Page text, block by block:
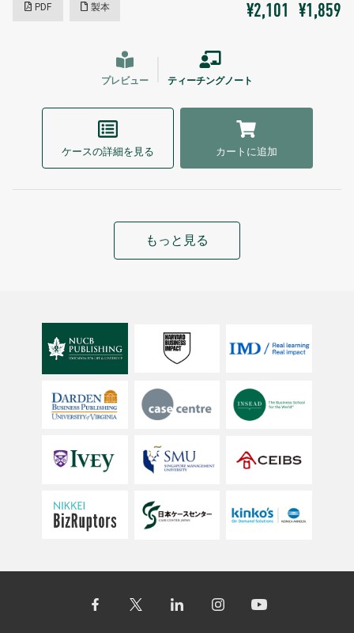
PDF 製本 ¥2,101 ¥1,859
プレビュー ティーチングノート
ケースの詳細を見る カートに追加
もっと見る